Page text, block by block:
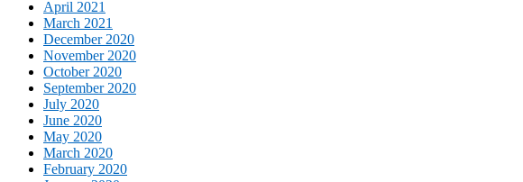
April 2021
March 2021
December 2020
November 2020
October 2020
September 2020
July 2020
June 2020
May 2020
March 2020
February 2020